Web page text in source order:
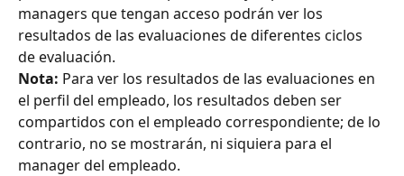
managers que tengan acceso podrán ver los
resultados de las evaluaciones de diferentes ciclos
de evaluación.
Nota: Para ver los resultados de las evaluaciones en
el perfil del empleado, los resultados deben ser
compartidos con el empleado correspondiente; de lo
contrario, no se mostrarán, ni siquiera para el
manager del empleado.